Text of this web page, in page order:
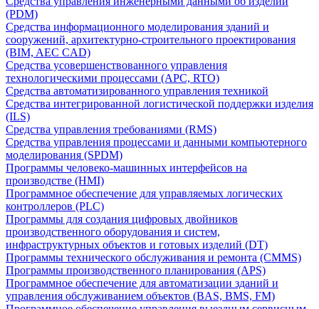
(PDM)
Средства информационного моделирования зданий и
сооружений, архитектурно-строительного проектирования
(BIM, AEC CAD)
Средства усовершенствованного управления
технологическими процессами (APC, RTO)
Средства автоматизированного управления техникой
Средства интегрированной логистической поддержки изделия
(ILS)
Средства управления требованиями (RMS)
Средства управления процессами и данными компьютерного
моделирования (SPDM)
Программы человеко-машинных интерфейсов на
производстве (HMI)
Программное обеспечение для управляемых логических
контроллеров (PLC)
Программы для создания цифровых двойников
производственного оборудования и систем,
инфраструктурных объектов и готовых изделий (DT)
Программы технического обслуживания и ремонта (CMMS)
Программы производственного планирования (APS)
Программное обеспечение для автоматизации зданий и
управления обслуживанием объектов (BAS, BMS, FM)